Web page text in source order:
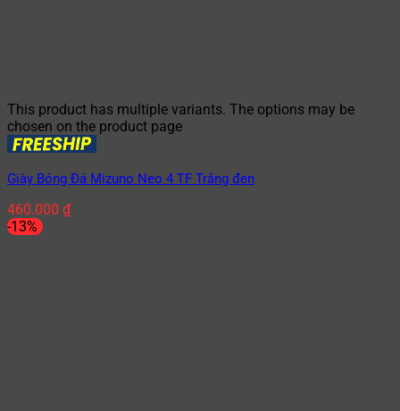
This product has multiple variants. The options may be
chosen on the product page
Giày Bóng Đá Mizuno Neo 4 TF Trắng đen
460.000 ₫
-13%